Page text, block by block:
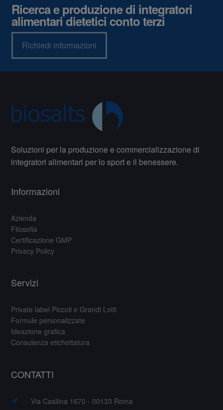
Ricerca e produzione di integratori
alimentari dietetici conto terzi
Richiedi informazioni
Soluzioni per la produzione e commercializzazione di
integratori alimentari per lo sport e il benessere.
Informazioni
Azienda
Filosofia
Certificazione GMP
Privacy Policy
Servizi
Private label Piccoli e Grandi Lotti
Formule personalizzate
Ideazione grafica
Consulenza etichettatura
CONTATTI
Via Casilina 1670 - 00133 Roma